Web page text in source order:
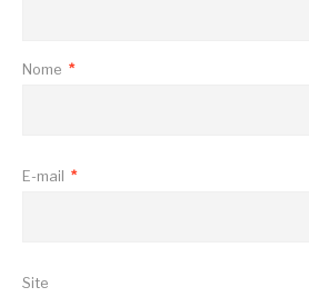
Nome *
E-mail *
Site